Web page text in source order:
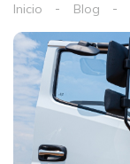
Inicio Blog